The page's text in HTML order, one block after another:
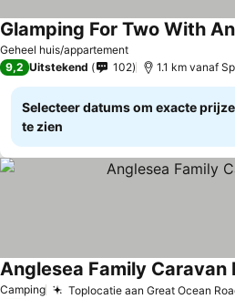
Geheel huis/appartement
Glamping For Two With
9,2 Uitstekend 102 1.1 km vanaf
Selecteer datums om exacte
te zien
Camping Toplocatie aan Great Ocean
Anglesea Family Caravan